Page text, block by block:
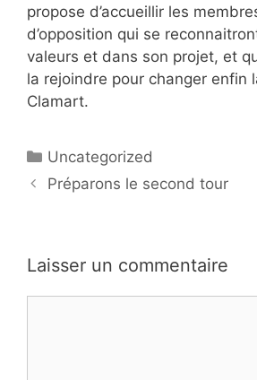
propose d’accueillir les
d’opposition qui se
valeurs et dans son projet, et
la rejoindre pour changer enfin
Clamart.
Catégories
Uncategorized
Navigation
Préparons le second tour
Laisser un commentaire